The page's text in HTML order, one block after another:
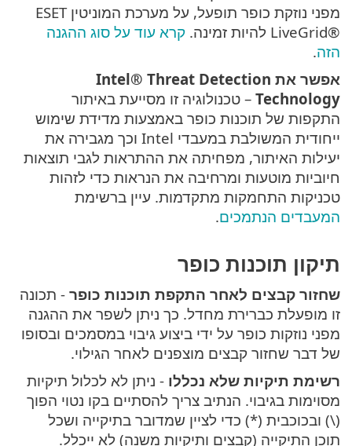
מפני נוזקת כופר תופעל, על מערכת המוניטין ESET
LiveGrid®‎ להיות זמינה.
קרא עוד על סוג ההגנה
הזה.
אפשר את Intel® Threat Detection
Technology – טכנולוגיה זו מסייעת באיתור
התקפות של תוכנות כופר באמצעות מדידת שימוש
ייחודית המשולבת במעבדי Intel וכך מגבירה את
יעילות האיתור, מפחיתה את ההתראות לגבי תוצאות
חיוביות מוטעות ומרחיבה את הנראות כדי לזהות
טכניקות התחמקות מתקדמות. עיין ברשימת
המעבדים הנתמכים.
תיקון תוכנות כופר
שחזור קבצים לאחר התקפת תוכנות כופר - תכונה
זו מופעלת כברירת מחדל. כך ניתן לשפר את ההגנה
מפני נוזקות כופר על ידי ביצוע גיבוי במסמכים ובסופו
של דבר שחזור קבצים מוצפנים לאחר הגילוי.
רשימת תיקיות שלא נכללו - ניתן לא לכלול תיקיות
מסוימות בגיבוי. הנתיב צריך להסתיים בקו נטוי הפוך
(\) ובכוכבית (*) כדי לציין שמדובר בתיקייה ושכל
תוכן התיקייה (קבצים ותיקיות משנה) לא ייכלל.